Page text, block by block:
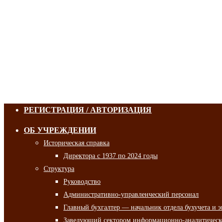
РЕГИСТРАЦИЯ / АВТОРИЗАЦИЯ
ОБ УЧРЕЖДЕНИИ
Историческая справка
Директора с 1937 по 2024 годы
Структура
Руководство
Административно-управленческий персонал
Главный бухгалтер — начальник отдела бухучета и
Заведующий сектором информационно-